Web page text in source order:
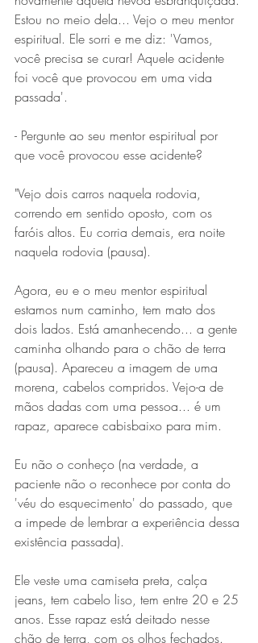
Estou no meio dela... Vejo o meu mentor
espiritual. Ele sorri e me diz: 'Vamos,
você precisa se curar! Aquele acidente
foi você que provocou em uma vida
passada'.
- Pergunte ao seu mentor espiritual por
que você provocou esse acidente?
"Vejo dois carros naquela rodovia,
correndo em sentido oposto, com os
faróis altos. Eu corria demais, era noite
naquela rodovia (pausa).
Agora, eu e o meu mentor espiritual
estamos num caminho, tem mato dos
dois lados. Está amanhecendo... a gente
caminha olhando para o chão de terra
(pausa). Apareceu a imagem de uma
morena, cabelos compridos. Vejo-a de
mãos dadas com uma pessoa... é um
rapaz, aparece cabisbaixo para mim.
Eu não o conheço (na verdade, a
paciente não o reconhece por conta do
'véu do esquecimento' do passado, que
a impede de lembrar a experiência dessa
existência passada).
Ele veste uma camiseta preta, calça
jeans, tem cabelo liso, tem entre 20 e 25
anos. Esse rapaz está deitado nesse
chão de terra, com os olhos fechados.